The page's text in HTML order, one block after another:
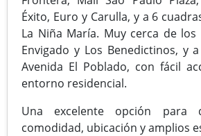
Éxito, Euro y Carulla, y a 6
La Niña María. Muy cerca de los
Envigado y Los Benedictinos, y
Avenida El Poblado, con fácil
entorno residencial.
Una excelente opción para
comodidad, ubicación y amplios